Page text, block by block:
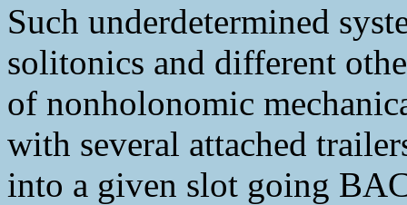
Such underdetermined
solitonics and different
of nonholonomic
with several attached
into a given slot going